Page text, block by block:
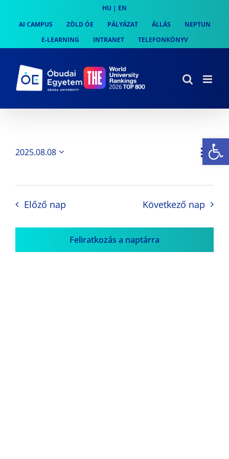
content
HU | EN
AI CAMPUS
ZÖLD ÓE PÁLYÁZAT ÁLLÁS
NEPTUN
E-LEARNING
INTRANET TELEFONKÖNYV
Nap
2025.08.08
Előző nap Következő nap
Feliratkozás a naptárra